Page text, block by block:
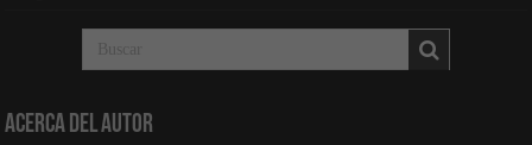
Acerca del Autor